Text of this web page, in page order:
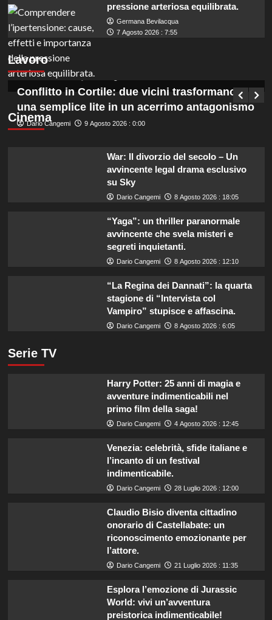
pressione arteriosa equilibrata.
Germana Bevilacqua
7 Agosto 2026 : 7:55
Lavoro
Assunzioni in Veneto: 6 coadiutori
amministrativi cercasi, lavoro a tempo
indeterminato.
Germana Bevilacqua
Cinema
Conflitto in Cortile: due vicini trasformano
una semplice lite in un acerrimo antagonismo
Dario Cangemi 9 Agosto 2026 : 0:00
War: Il divorzio del secolo – Un
avvincente legal drama esclusivo
su Sky
Dario Cangemi 8 Agosto 2026 : 18:05
“Yaga”: un thriller paranormale
avvincente che svela misteri e
segreti inquietanti.
Dario Cangemi 8 Agosto 2026 : 12:10
“La Regina dei Dannati”: la quarta
stagione di “Intervista col
Vampiro” stupisce e affascina.
Dario Cangemi 8 Agosto 2026 : 6:05
Serie TV
Harry Potter: 25 anni di magia e
avventure indimenticabili nel
primo film della saga!
Dario Cangemi 4 Agosto 2026 : 12:45
Venezia: celebrità, sfide italiane e
l’incanto di un festival
indimenticabile.
Dario Cangemi 28 Luglio 2026 : 12:00
Claudio Bisio diventa cittadino
onorario di Castellabate: un
riconoscimento emozionante per
l’attore.
Dario Cangemi 21 Luglio 2026 : 11:35
Esplora l’emozione di Jurassic
World: vivi un’avventura
preistorica indimenticabile!